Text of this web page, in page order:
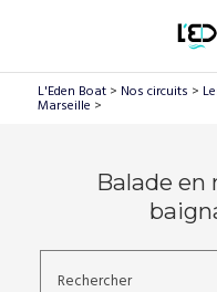
L'Eden Boat> Nos circuits >
Marseille >
Balade en
Rechercher